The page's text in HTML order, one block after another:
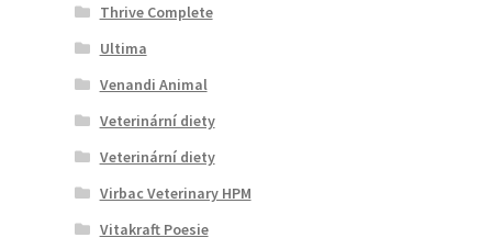
Thrive Complete
Ultima
Venandi Animal
Veterinární diety
Veterinární diety
Virbac Veterinary HPM
Vitakraft Poesie